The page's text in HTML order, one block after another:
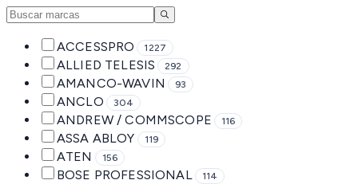
ACCESSPRO 1227
ALLIED TELESIS 292
AMANCO-WAVIN 93
ANCLO 304
ANDREW / COMMSCOPE 116
ASSA ABLOY 119
ATEN 156
BOSE PROFESSIONAL 114